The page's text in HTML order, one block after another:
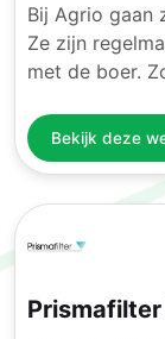
Bij Agrio gaan
Ze zijn
met de boer.
Bekijk deze
Prismafilter